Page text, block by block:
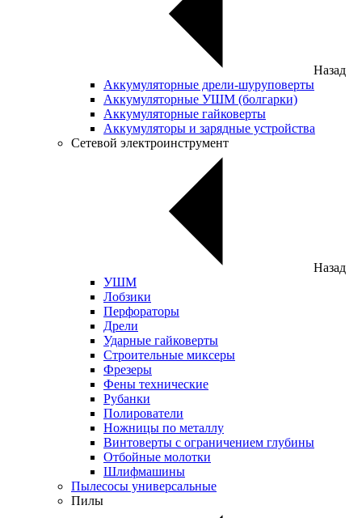
Назад
Аккумуляторные дрели-шуруповерты
Аккумуляторные УШМ (болгарки)
Аккумуляторные гайковерты
Аккумуляторы и зарядные устройства
Сетевой электроинструмент
Назад
УШМ
Лобзики
Перфораторы
Дрели
Ударные гайковерты
Строительные миксеры
Фрезеры
Фены технические
Рубанки
Полирователи
Ножницы по металлу
Винтоверты с ограничением глубины
Отбойные молотки
Шлифмашины
Пылесосы универсальные
Пилы